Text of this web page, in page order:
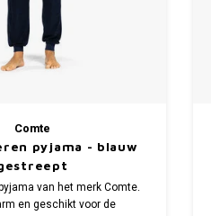
Comte
pyjama - blauw
van het merk Comte.
en geschikt voor de